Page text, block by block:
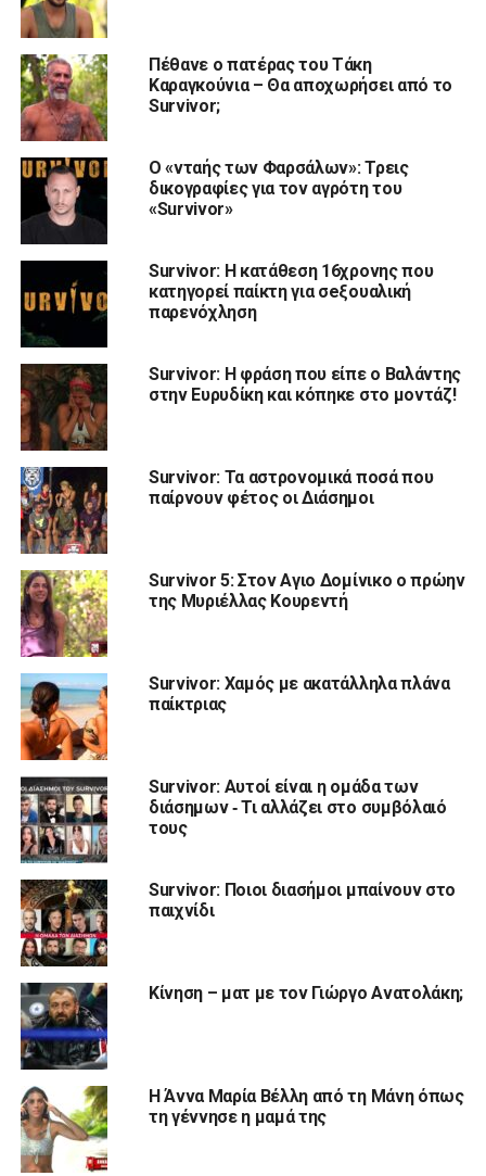
Πέθανε ο πατέρας του Τάκη
Καραγκούνια – Θα αποχωρήσει από το
Survivor;
Ο «νταής των Φαρσάλων»: Τρεις
δικογραφίες για τον αγρότη του
«Survivor»
Survivor: Η κατάθεση 16χρονης που
κατηγορεί παίκτη για σeξουαλική
παρενόχληση
Survivor: Η φράση που είπε ο Βαλάντης
στην Ευρυδίκη και κόπηκε στο μοντάζ!
Survivor: Τα αστρονομικά ποσά που
παίρνουν φέτος οι Διάσημοι
Survivor 5: Στον Αγιο Δομίνικο ο πρώην
της Μυριέλλας Κουρεντή
Survivor: Χαμός με ακατάλληλα πλάνα
παίκτριας
Survivor: Αυτοί είναι η ομάδα των
διάσημων ‑ Τι αλλάζει στο συμβόλαιό
τους
Survivor: Ποιοι διασήμοι μπαίνουν στο
παιχνίδι
Κίνηση – ματ με τον Γιώργο Ανατολάκη;
Η Άννα Μαρία Βέλλη από τη Μάνη όπως
τη γέννησε η μαμά της